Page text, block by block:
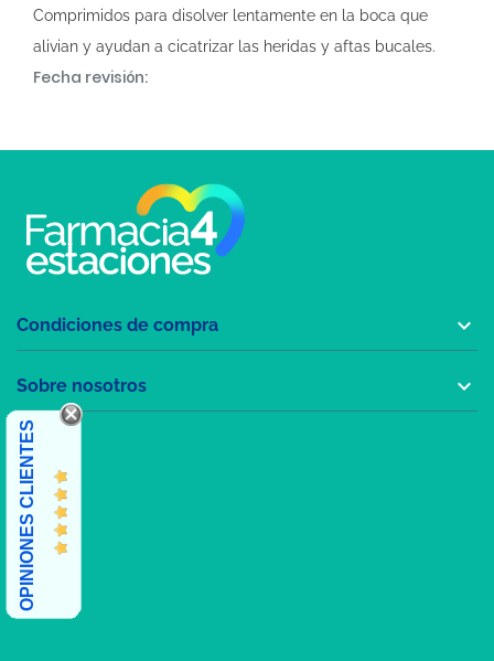
Comprimidos para disolver lentamente en la boca que
alivian y ayudan a cicatrizar las heridas y aftas bucales.
Fecha revisión:
Condiciones de compra 
Sobre nosotros 
OPINIONES CLIENTES